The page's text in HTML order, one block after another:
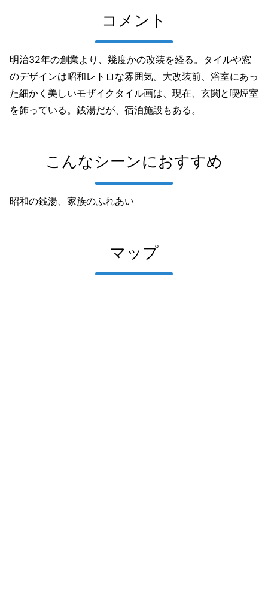
コメント
明治32年の創業より、幾度かの改装を経る。タイルや窓
のデザインは昭和レトロな雰囲気。大改装前、浴室にあっ
た細かく美しいモザイクタイル画は、現在、玄関と喫煙室
を飾っている。銭湯だが、宿泊施設もある。
こんなシーンにおすすめ
昭和の銭湯、家族のふれあい
マップ